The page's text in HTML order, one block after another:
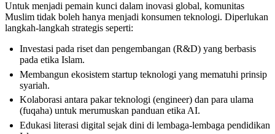
Untuk menjadi pemain kunci dalam inovasi global, komunitas
Muslim tidak boleh hanya menjadi konsumen teknologi. Diperlukan
langkah-langkah strategis seperti:
Investasi pada riset dan pengembangan (R&D) yang berbasis
pada etika Islam.
Membangun ekosistem startup teknologi yang mematuhi prinsip
syariah.
Kolaborasi antara pakar teknologi (engineer) dan para ulama
(fuqaha) untuk merumuskan panduan etika AI.
Edukasi literasi digital sejak dini di lembaga-lembaga pendidikan